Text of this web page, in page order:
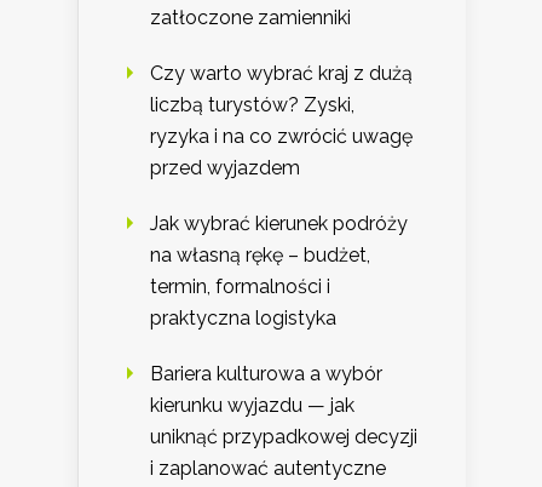
zatłoczone zamienniki
Czy warto wybrać kraj z dużą
liczbą turystów? Zyski,
ryzyka i na co zwrócić uwagę
przed wyjazdem
Jak wybrać kierunek podróży
na własną rękę – budżet,
termin, formalności i
praktyczna logistyka
Bariera kulturowa a wybór
kierunku wyjazdu — jak
uniknąć przypadkowej decyzji
i zaplanować autentyczne